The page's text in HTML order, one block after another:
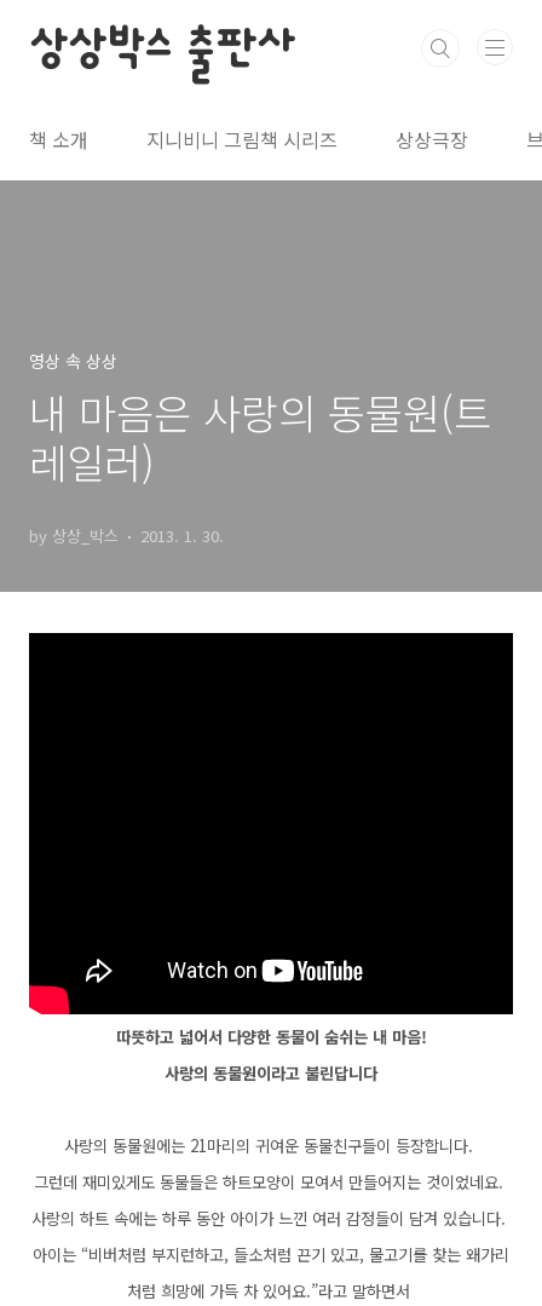
상상박스 출판사
책 소개 지니비니 그림책 시리즈 상상극장
영상 속 상상
내 마음은 사랑의 동물원(트
레일러)
by 상상_박스 2013. 1. 30.
따뜻하고 넓어서 다양한 동물이 숨쉬는 내 마음!
사랑의 동물원이라고 불린답니다
사랑의 동물원에는 21마리의 귀여운 동물친구들이 등장합니다.
그런데 재미있게도 동물들은 하트모양이 모여서 만들어지는 것이었네요.
사랑의 하트 속에는 하루 동안 아이가 느낀 여러 감정들이 담겨 있습니다.
아이는 “비버처럼 부지런하고, 들소처럼 끈기 있고, 물고기를 찾는 왜가리
처럼 희망에 가득 차 있어요.”라고 말하면서